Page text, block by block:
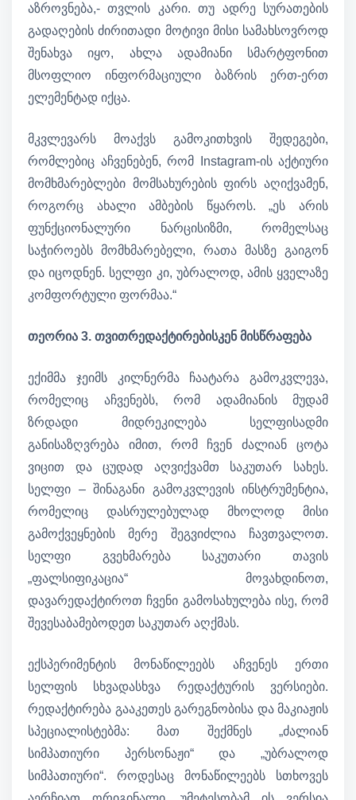
აზროვნება,- თვლის კარი. თუ ადრე სურათების
გადაღების ძირითადი მოტივი მისი სამახსოვროდ
შენახვა იყო, ახლა ადამიანი სმარტფონით
მსოფლიო ინფორმაციული ბაზრის ერთ-ერთ
ელემენტად იქცა.
მკვლევარს მოაქვს გამოკითხვის შედეგები,
რომლებიც აჩვენებენ, რომ Instagram-ის აქტიური
მომხმარებლები მომსახურების ფირს აღიქვამენ,
როგორც ახალი ამბების წყაროს. „ეს არის
ფუნქციონალური ნარცისიზმი, რომელსაც
საჭიროებს მომხმარებელი, რათა მასზე გაიგონ
და იცოდნენ. სელფი კი, უბრალოდ, ამის ყველაზე
კომფორტული ფორმაა.“
თეორია 3. თვითრედაქტირებისკენ მისწრაფება
ექიმმა ჯეიმს კილნერმა ჩაატარა გამოკვლევა,
რომელიც აჩვენებს, რომ ადამიანის მუდამ
ზრდადი მიდრეკილება სელფისადმი
განისაზღვრება იმით, რომ ჩვენ ძალიან ცოტა
ვიცით და ცუდად აღვიქვამთ საკუთარ სახეს.
სელფი – შინაგანი გამოკვლევის ინსტრუმენტია,
რომელიც დასრულებულად მხოლოდ მისი
გამოქვეყნების მერე შეგვიძლია ჩავთვალოთ.
სელფი გვეხმარება საკუთარი თავის
„ფალსიფიკაცია“ მოვახდინოთ,
დავარედაქტიროთ ჩვენი გამოსახულება ისე, რომ
შევესაბამებოდეთ საკუთარ აღქმას.
ექსპერიმენტის მონაწილეებს აჩვენეს ერთი
სელფის სხვადასხვა რედაქტურის ვერსიები.
რედაქტირება გააკეთეს გარეგნობისა და მაკიაჟის
სპეციალისტებმა: მათ შექმნეს „ძალიან
სიმპათიური პერსონაჟი“ და „უბრალოდ
სიმპათიური“. როდესაც მონაწილეებს სთხოვეს